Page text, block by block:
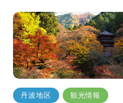
丹波地区
観光情報